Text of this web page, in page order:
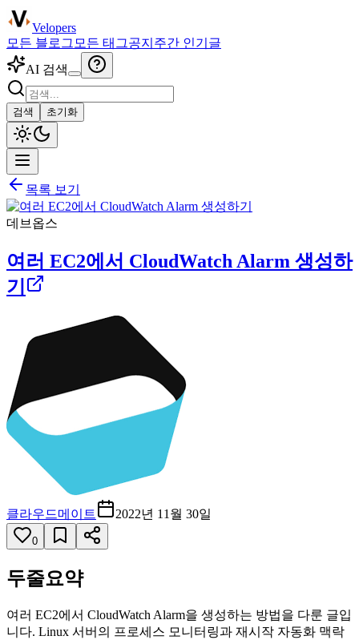
Velopers
모든 블로그 모든 태그공지 주간 인기글
AI 검색
검색 초기화
목록 보기
데브옵스
여러 EC2에서 CloudWatch Alarm 생성하
기
클라우드메이트 2022년 11월 30일
0
두줄요약
여러 EC2에서 CloudWatch Alarm을 생성하는 방법을 다룬 글입
니다. Linux 서버의 프로세스 모니터링과 재시작 자동화 맥락